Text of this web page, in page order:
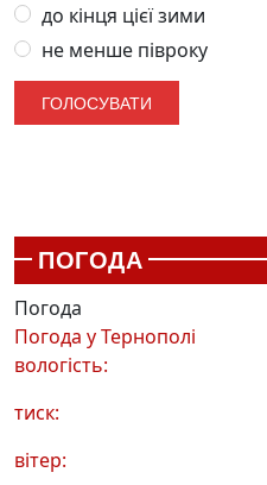
до кінця цієї зими
не менше півроку
ПОГОДА
Погода
Погода уТернополі
вологість:
тиск:
вітер: